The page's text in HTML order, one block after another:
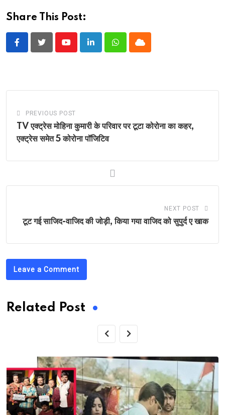
Share This Post:
YoutubeLinkedInWhatsappCloud
PREVIOUS POST
TV एक्ट्रेस मोहिना कुमारी के परिवार पर टूटा कोरोना का कहर,
एक्ट्रेस समेत 5 कोरोना पॉजिटिव
NEXT POST
टूट गई साजिद-वाजिद की जोड़ी, किया गया वाजिद को सुपुर्द ए खाक
Leave a Comment
Related Post